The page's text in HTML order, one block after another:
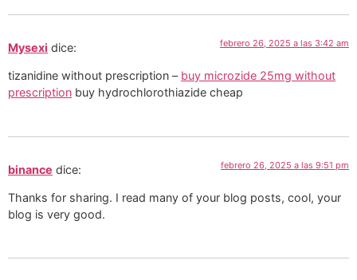
Mysexi dice: febrero 26, 2025 a las 3:42 am
tizanidine without prescription – buy microzide 25mg without
prescription buy hydrochlorothiazide cheap
binance dice: febrero 26, 2025 a las 9:51 pm
Thanks for sharing. I read many of your blog posts, cool, your
blog is very good.